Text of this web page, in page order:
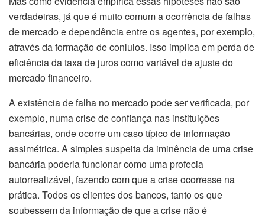
verdadeiras, já que é muito comum a ocorrência de falhas
de mercado e dependência entre os agentes, por exemplo,
através da formação de conluios. Isso implica em perda de
eficiência da taxa de juros como variável de ajuste do
mercado financeiro.
A existência de falha no mercado pode ser verificada, por
exemplo, numa crise de confiança nas instituições
bancárias, onde ocorre um caso típico de informação
assimétrica. A simples suspeita da iminência de uma crise
bancária poderia funcionar como uma profecia
autorrealizável, fazendo com que a crise ocorresse na
prática. Todos os clientes dos bancos, tanto os que
soubessem da informação de que a crise não é